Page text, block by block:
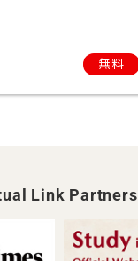
無料
Link Partners